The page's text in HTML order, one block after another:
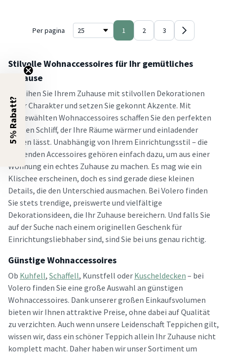
Per pagina 1 2 3
Stilvolle Wohnaccessoires für Ihr gemütliches
Zuhause
Verleihen Sie Ihrem Zuhause mit stilvollen Dekorationen
mehr Charakter und setzen Sie gekonnt Akzente. Mit
ausgewählten Wohnaccessoires schaffen Sie den perfekten
letzten Schliff, der Ihre Räume wärmer und einladender
wirken lässt. Unabhängig von Ihrem Einrichtungsstil – die
passenden Accessoires gehören einfach dazu, um aus einer
Wohnung ein echtes Zuhause zu machen. Es mag wie ein
Klischee erscheinen, doch es sind gerade diese kleinen
Details, die den Unterschied ausmachen. Bei Volero finden
Sie stets trendige, preiswerte und vielfältige
Dekorationsideen, die Ihr Zuhause bereichern. Und falls Sie
auf der Suche nach einem originellen Geschenk für
Einrichtungsliebhaber sind, sind Sie bei uns genau richtig.
Günstige Wohnaccessoires
Ob Kuhfell, Schaffell, Kunstfell oder Kuscheldecken – bei
Volero finden Sie eine große Auswahl an günstigen
Wohnaccessoires. Dank unserer großen Einkaufsvolumen
bieten wir Ihnen attraktive Preise, ohne dabei auf Qualität
zu verzichten. Auch wenn unsere Leidenschaft Teppichen gilt,
wissen wir, dass ein schöner Teppich allein Ihr Zuhause nicht
komplett macht. Daher haben wir unser Sortiment um
5% Rabatt?